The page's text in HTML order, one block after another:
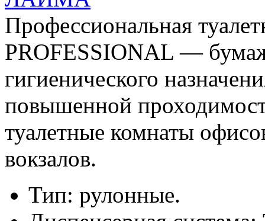
Профессиональная
PROFESSIONAL —
гигиенического
повышенной
туалетные комнаты
вокзалов.
Тип: рулонные.